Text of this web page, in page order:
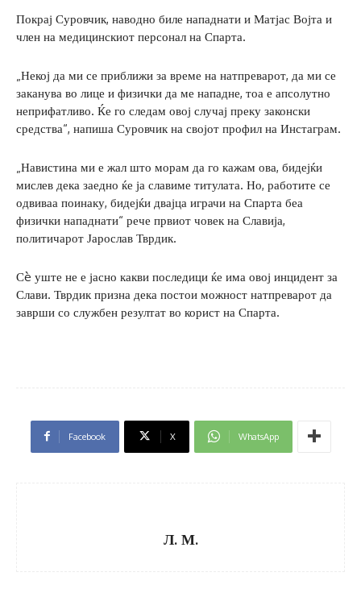
Покрај Суровчик, наводно биле нападнати и Матјас Војта и
член на медицинскиот персонал на Спарта.
„Некој да ми се приближи за време на натпреварот, да ми се
заканува во лице и физички да ме нападне, тоа е апсолутно
неприфатливо. Ќе го следам овој случај преку законски
средства“, напиша Суровчик на својот профил на Инстаграм.
„Навистина ми е жал што морам да го кажам ова, бидејќи
мислев дека заедно ќе ја славиме титулата. Но, работите се
одвиваа поинаку, бидејќи двајца играчи на Спарта беа
физички нападнати“ рече првиот човек на Славија,
политичарот Јарослав Тврдик.
Сè уште не е јасно какви последици ќе има овој инцидент за
Слави. Тврдик призна дека постои можност натпреварот да
заврши со службен резултат во корист на Спарта.
Facebook X WhatsApp
Л. М.